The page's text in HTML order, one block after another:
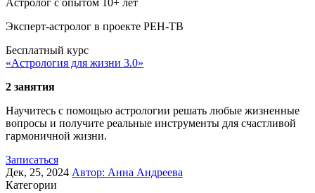
Астролог с опытом 10+ лет
Эксперт-астролог в проекте РЕН-ТВ
Бесплатный курс
«Астрология для жизни 3.0»
2 занятия
Научитесь с помощью астрологии решать любые жизненные
вопросы и получите реальные инструменты для счастливой
гармоничной жизни.
Записаться
Дек, 25, 2024 Автор: Анна Андреева
Категории